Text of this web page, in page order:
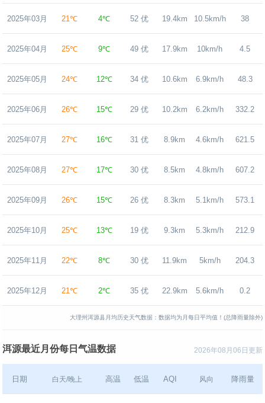
2025年03月 21℃ 4℃ 52 优 19.4km 10.5km/h 38
2025年04月 25℃ 9℃ 49 优 17.9km 10km/h 4.5
2025年05月 24℃ 12℃ 34 优 10.6km 6.9km/h 48.3
2025年06月 26℃ 15℃ 29 优 10.2km 6.2km/h 332.2
2025年07月 27℃ 16℃ 31 优 8.9km 4.6km/h 621.5
2025年08月 27℃ 17℃ 30 优 8.5km 4.8km/h 607.2
2025年09月 26℃ 15℃ 26 优 8.3km 5.1km/h 573.1
2025年10月 25℃ 13℃ 19 优 9.3km 5.3km/h 212.9
2025年11月 22℃ 8℃ 30 优 11.9km 5km/h 204.3
2025年12月 21℃ 2℃ 35 优 22.9km 5.6km/h 0.2
大理州洱源县月均历史天气数据：数据均为月每日平均值！(总降雨量除外)
2026年08月06日更新
洱源最近月份每日气温数据
日期 白天/晚上 高温 低温 AQI 风向 降雨量